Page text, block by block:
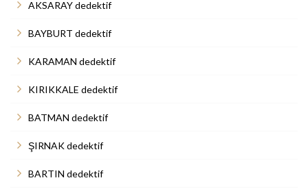
AKSARAY dedektif
BAYBURT dedektif
KARAMAN dedektif
KIRIKKALE dedektif
BATMAN dedektif
ŞIRNAK dedektif
BARTIN dedektif